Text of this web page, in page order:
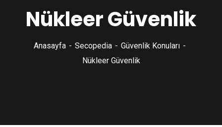
Nükleer Güvenlik
Anasayfa Secopedia
Güvenlik Konuları
Nükleer Güvenlik